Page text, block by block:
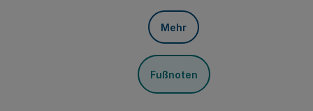
Mehr
Fußnoten